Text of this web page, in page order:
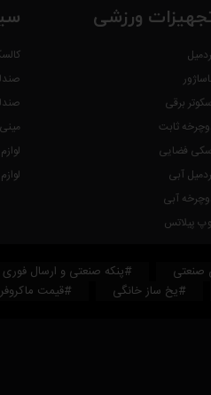
ورزشی
برقی
ثابت
فضایی
آبی
آبی
پیلاتس
صنعتی #پنکه صنعتی و ارسال فوری
#یخ ساز خانگی
#قیمت ماکروفر